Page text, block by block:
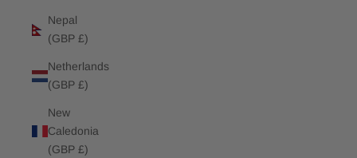
Nepal
(GBP £)
Netherlands
(GBP £)
New
Caledonia
(GBP £)